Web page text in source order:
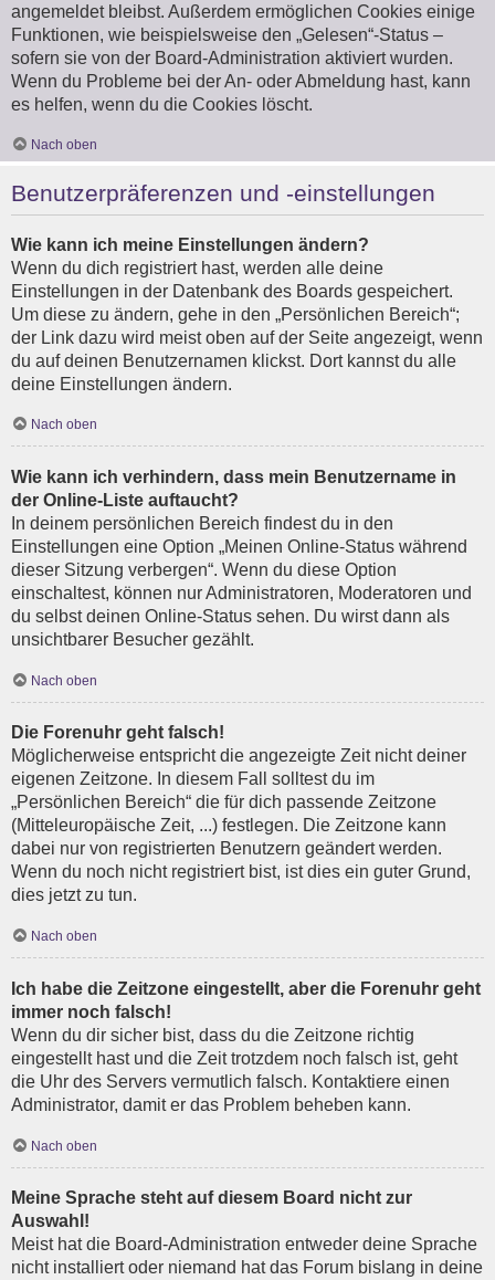
angemeldet bleibst. Außerdem ermöglichen Cookies einige
Funktionen, wie beispielsweise den „Gelesen“-Status –
sofern sie von der Board-Administration aktiviert wurden.
Wenn du Probleme bei der An- oder Abmeldung hast, kann
es helfen, wenn du die Cookies löscht.
Nach oben
Benutzerpräferenzen und -einstellungen
Wie kann ich meine Einstellungen ändern?
Wenn du dich registriert hast, werden alle deine
Einstellungen in der Datenbank des Boards gespeichert.
Um diese zu ändern, gehe in den „Persönlichen Bereich“;
der Link dazu wird meist oben auf der Seite angezeigt, wenn
du auf deinen Benutzernamen klickst. Dort kannst du alle
deine Einstellungen ändern.
Nach oben
Wie kann ich verhindern, dass mein Benutzername in
der Online-Liste auftaucht?
In deinem persönlichen Bereich findest du in den
Einstellungen eine Option „Meinen Online-Status während
dieser Sitzung verbergen“. Wenn du diese Option
einschaltest, können nur Administratoren, Moderatoren und
du selbst deinen Online-Status sehen. Du wirst dann als
unsichtbarer Besucher gezählt.
Nach oben
Die Forenuhr geht falsch!
Möglicherweise entspricht die angezeigte Zeit nicht deiner
eigenen Zeitzone. In diesem Fall solltest du im
„Persönlichen Bereich“ die für dich passende Zeitzone
(Mitteleuropäische Zeit, ...) festlegen. Die Zeitzone kann
dabei nur von registrierten Benutzern geändert werden.
Wenn du noch nicht registriert bist, ist dies ein guter Grund,
dies jetzt zu tun.
Nach oben
Ich habe die Zeitzone eingestellt, aber die Forenuhr geht
immer noch falsch!
Wenn du dir sicher bist, dass du die Zeitzone richtig
eingestellt hast und die Zeit trotzdem noch falsch ist, geht
die Uhr des Servers vermutlich falsch. Kontaktiere einen
Administrator, damit er das Problem beheben kann.
Nach oben
Meine Sprache steht auf diesem Board nicht zur
Auswahl!
Meist hat die Board-Administration entweder deine Sprache
nicht installiert oder niemand hat das Forum bislang in deine